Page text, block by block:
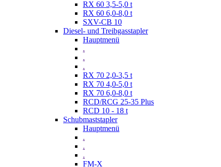
RX 60 3,5-5,0 t
RX 60 6,0-8,0 t
SXV-CB 10
Diesel- und Treibgasstapler
Hauptmenü
.
.
.
RX 70 2,0-3,5 t
RX 70 4,0-5,0 t
RX 70 6,0-8,0 t
RCD/RCG 25-35 Plus
RCD 10 - 18 t
Schubmaststapler
Hauptmenü
.
.
.
FM-X